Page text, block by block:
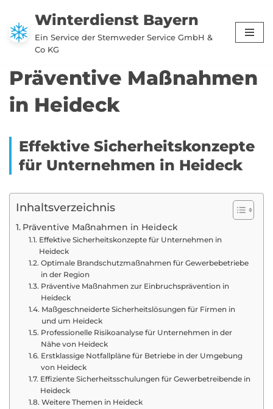
Zum
Inhalt
Winterdienst Bayern
Ein Service der Stemweder Service GmbH &
Co KG
Präventive Maßnahmen
in Heideck
Effektive Sicherheitskonzepte
für Unternehmen in Heideck
Inhaltsverzeichnis
Präventive Maßnahmen in Heideck
Effektive Sicherheitskonzepte für Unternehmen in
Heideck
Optimale Brandschutzmaßnahmen für Gewerbebetriebe
in der Region
Präventive Maßnahmen zur Einbruchsprävention in
Heideck
Maßgeschneiderte Sicherheitslösungen für Firmen in
und um Heideck
Professionelle Risikoanalyse für Unternehmen in der
Nähe von Heideck
Erstklassige Notfallpläne für Betriebe in der Umgebung
von Heideck
Effiziente Sicherheitsschulungen für Gewerbetreibende in
Heideck
Weitere Themen in Heideck